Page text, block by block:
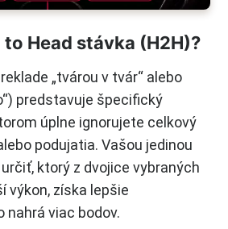
to Head stávka (H2H)?
„tvárou v tvár“ alebo
predstavuje špecifický
úplne ignorujete celkový
podujatia. Vašou jedinou
ktorý z dvojice vybraných
výkon, získa lepšie
nahrá viac bodov.